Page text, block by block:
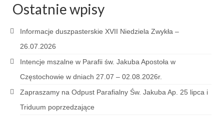
Kaplica Adoracji
Pracownicy
e-Katolik
Nabożeństwa
Nabożeństwa różne
Pogrzeb katolicki
Ostatnie wpisy
Informacje duszpasterskie XVII Niedziela Zwykła –
26.07.2026
Intencje mszalne w Parafii św. Jakuba Apostoła w
Częstochowie w dniach 27.07 – 02.08.2026r.
Zapraszamy na Odpust Parafialny Św. Jakuba Ap. 25 lipca i
Triduum poprzedzające